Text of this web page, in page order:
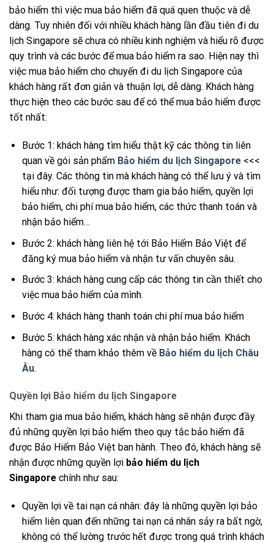
bảo hiểm thì việc mua bảo hiểm đã quá quen thuộc và dễ
dàng. Tuy nhiên đối với nhiều khách hàng lần đầu tiên đi du
lịch Singapore sẽ chưa có nhiều kinh nghiệm và hiểu rõ được
quy trình và các bước để mua bảo hiểm ra sao. Hiện nay thì
việc mua bảo hiểm cho chuyến đi du lịch Singapore của
khách hàng rất đơn giản và thuận lợi, dễ dàng. Khách hàng
thực hiện theo các bước sau để có thể mua bảo hiểm được
tốt nhất:
Bước 1: khách hàng tìm hiểu thật kỹ các thông tin liên
quan về gói sản phẩm Bảo hiểm du lịch Singapore<<<
tại đây. Các thông tin mà khách hàng có thể lưu ý và tìm
hiểu như: đối tượng được tham gia bảo hiểm, quyền lợi
bảo hiểm, chi phí mua bảo hiểm, các thức thanh toán và
nhận bảo hiểm…
Bước 2: khách hàng liên hệ tới Bảo Hiểm Bảo Việt để
đăng ký mua bảo hiểm và nhận tư vấn chuyên sâu.
Bước 3: khách hàng cung cấp các thông tin cần thiết cho
việc mua bảo hiểm của mình.
Bước 4: khách hàng thanh toán chi phí mua bảo hiểm
Bước 5: khách hàng xác nhận và nhận bảo hiểm. Khách
hàng có thể tham khảo thêm về Bảo hiểm du lịch Châu
Âu.
Quyền lợi Bảo hiểm du lịch Singapore
Khi tham gia mua bảo hiểm, khách hàng sẽ nhận được đầy
đủ những quyền lợi bảo hiểm theo quy tắc bảo hiểm đã
được Bảo Hiểm Bảo Việt ban hành. Theo đó, khách hàng sẽ
nhận được những quyền lợi bảo hiểm du lịch
Singapore chính như sau:
Quyền lợi về tai nạn cá nhân: đây là những quyền lợi bảo
hiểm liên quan đến những tai nạn cá nhân sảy ra bất ngờ,
không có thể lường trước hết được trong quá trình khách